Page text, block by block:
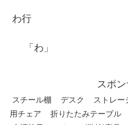
わ行
「わ」
スポ
スチール棚 デスク ストレー
用チェア
折りたたみテーブル